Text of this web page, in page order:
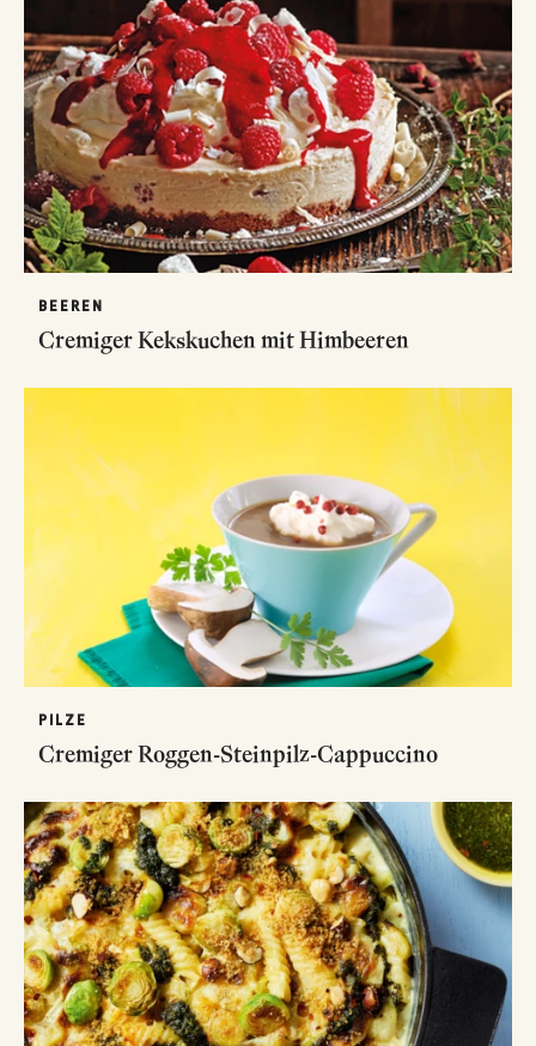
BEEREN
Cremiger Kekskuchen mit Himbeeren
PILZE
Cremiger Roggen-Steinpilz-Cappuccino